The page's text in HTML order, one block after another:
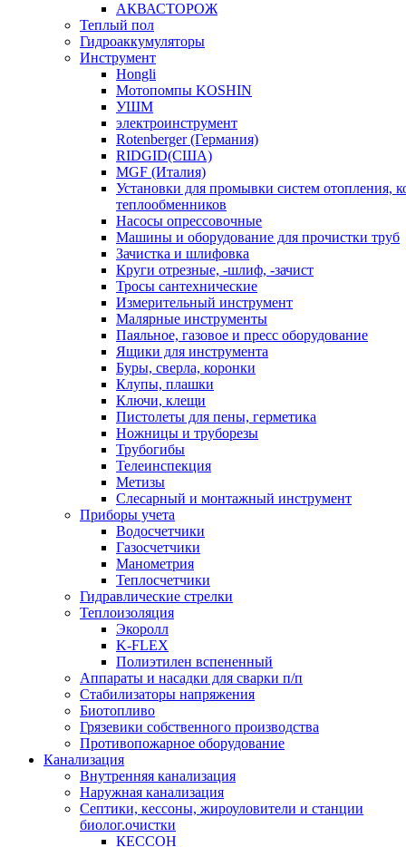
АКВАСТОРОЖ
Теплый пол
Гидроаккумуляторы
Инструмент
Hongli
Мотопомпы KOSHIN
УШМ
электроинструмент
Rotenberger (Германия)
RIDGID(США)
MGF (Италия)
Установки для промывки систем отопления,
теплообменников
Насосы опрессовочные
Машины и оборудование для прочистки труб
Зачистка и шлифовка
Круги отрезные, -шлиф, -зачист
Тросы сантехнические
Измерительный инструмент
Малярные инструменты
Паяльное, газовое и пресс оборудование
Ящики для инструмента
Буры, сверла, коронки
Клупы, плашки
Ключи, клещи
Пистолеты для пены, герметика
Ножницы и труборезы
Трубогибы
Телеинспекция
Метизы
Слесарный и монтажный инструмент
Приборы учета
Водосчетчики
Газосчетчики
Манометрия
Теплосчетчики
Гидравлические стрелки
Теплоизоляция
Экоролл
K-FLEX
Полиэтилен вспененный
Аппараты и насадки для сварки п/п
Стабилизаторы напряжения
Биотопливо
Грязевики собственного производства
Противопожарное оборудование
Канализация
Внутренняя канализация
Наружная канализация
Септики, кессоны, жироуловители и станции
биолог.очистки
КЕССОН